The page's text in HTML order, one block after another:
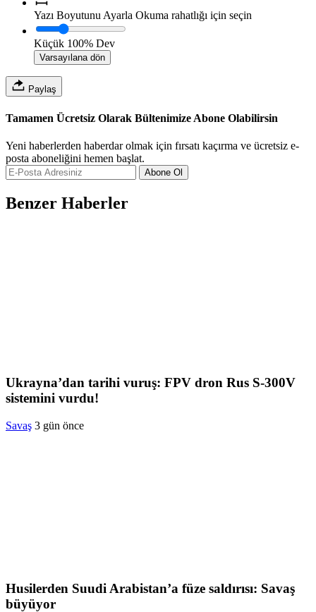
Yazı Boyutunu Ayarla Okuma rahatlığı için seçin
Küçük 100% Dev
Varsayılana dön
Paylaş
Tamamen Ücretsiz Olarak Bültenimize Abone Olabilirsin
Yeni haberlerden haberdar olmak için fırsatı kaçırma ve ücretsiz e-
posta aboneliğini hemen başlat.
Abone Ol
Benzer Haberler
Ukrayna’dan tarihi vuruş: FPV dron Rus S-300V
sistemini vurdu!
Savaş 3 gün önce
Husilerden Suudi Arabistan’a füze saldırısı: Savaş
büyüyor